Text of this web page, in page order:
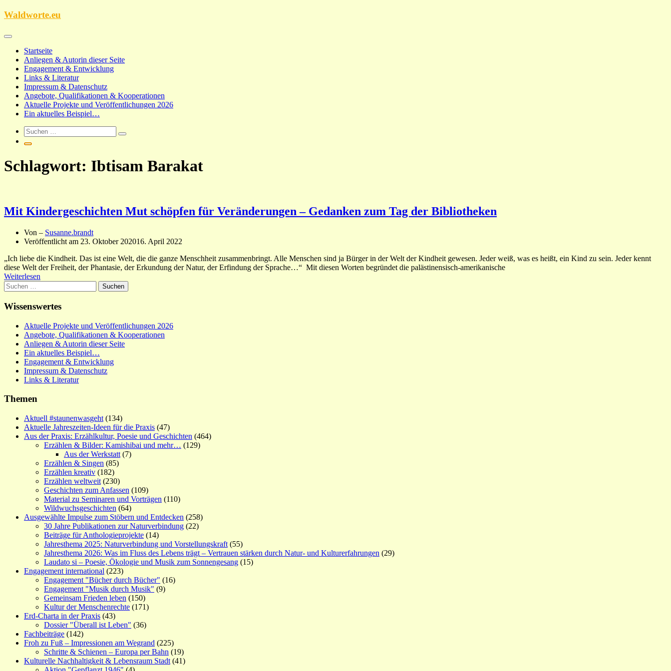
Zum
Waldworte.eu
Startseite
Anliegen & Autorin dieser Seite
Engagement & Entwicklung
Links & Literatur
Impressum & Datenschutz
Angebote, Qualifikationen & Kooperationen
Aktuelle Projekte und Veröffentlichungen 2026
Ein aktuelles Beispiel…
Schlagwort: Ibtisam Barakat
Mit Kindergeschichten Mut schöpfen für Veränderungen – Gedanken zum Tag der Bibliotheken
Von – Susanne.brandt
Veröffentlicht am 23. Oktober 202016. April 2022
„Ich liebe die Kindheit. Das ist eine Welt, die die ganze Menschheit zusammenbringt. Alle Menschen sind ja Bürger in der Welt der Kindheit gewesen. Jeder weiß, was es heißt, ein Kind zu sein. Jeder kennt
diese Welt der Freiheit, der Phantasie, der Erkundung der Natur, der Erfindung der Sprache…“ Mit diesen Worten begründet die palästinensisch-amerikanische
Weiterlesen
Suchen
nach:
Wissenswertes
Aktuelle Projekte und Veröffentlichungen 2026
Angebote, Qualifikationen & Kooperationen
Anliegen & Autorin dieser Seite
Ein aktuelles Beispiel…
Engagement & Entwicklung
Impressum & Datenschutz
Links & Literatur
Themen
Aktuell #staunenwasgeht (134)
Aktuelle Jahreszeiten-Ideen für die Praxis (47)
Aus der Praxis: Erzählkultur, Poesie und Geschichten (464)
Erzählen & Bilder: Kamishibai und mehr… (129)
Aus der Werkstatt (7)
Erzählen & Singen (85)
Erzählen kreativ (182)
Erzählen weltweit (230)
Geschichten zum Anfassen (109)
Material zu Seminaren und Vorträgen (110)
Wildwuchsgeschichten (64)
Ausgewählte Impulse zum Stöbern und Entdecken (258)
30 Jahre Publikationen zur Naturverbindung (22)
Beiträge für Anthologieprojekte (14)
Jahresthema 2025: Naturverbindung und Vorstellungskraft (55)
Jahresthema 2026: Was im Fluss des Lebens trägt – Vertrauen stärken durch Natur- und Kulturerfahrungen (29)
Laudato si – Poesie, Ökologie und Musik zum Sonnengesang (15)
Engagement international (223)
Engagement "Bücher durch Bücher" (16)
Engagement "Musik durch Musik" (9)
Gemeinsam Frieden leben (150)
Kultur der Menschenrechte (171)
Erd-Charta in der Praxis (43)
Dossier "Überall ist Leben" (36)
Fachbeiträge (142)
Froh zu Fuß – Impressionen am Wegrand (225)
Schritte & Schienen – Europa per Bahn (19)
Kulturelle Nachhaltigkeit & Lebensraum Stadt (41)